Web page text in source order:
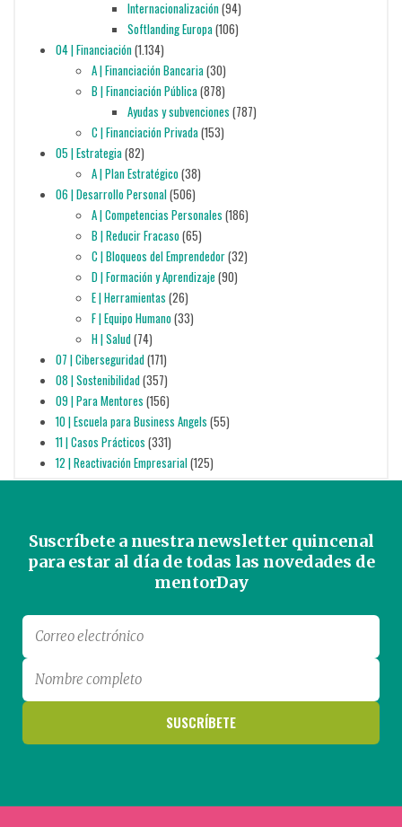
Internacionalización(94)
Softlanding Europa(106)
04 | Financiación(1.134)
A | Financiación Bancaria(30)
B | Financiación Pública(878)
Ayudas y subvenciones (787)
C | Financiación Privada(153)
05 | Estrategia(82)
A | Plan Estratégico(38)
06 | Desarrollo Personal(506)
A | Competencias Personales (186)
B | Reducir Fracaso(65)
C | Bloqueos del Emprendedor(32)
D | Formación y Aprendizaje (90)
E | Herramientas (26)
F | Equipo Humano(33)
H | Salud(74)
07 | Ciberseguridad(171)
08 | Sostenibilidad(357)
09 | Para Mentores (156)
10 | Escuela para Business Angels (55)
11 | Casos Prácticos (331)
12 | Reactivación Empresarial(125)
Suscríbete a nuestra newsletter quincenal
para estar al día de todas las novedades de
mentorDay